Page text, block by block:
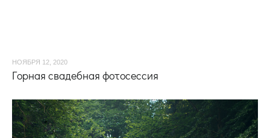
НОЯБРЯ 12, 2020
Горная свадебная фотосессия